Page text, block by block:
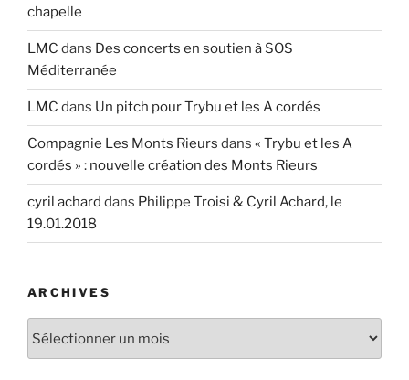
chapelle
LMC dans Des concerts en soutien à SOS
Méditerranée
LMC dans Un pitch pour Trybu et les A cordés
Compagnie Les Monts Rieurs dans « Trybu et les A
cordés » : nouvelle création des Monts Rieurs
cyril achard dans Philippe Troisi & Cyril Achard, le
19.01.2018
ARCHIVES